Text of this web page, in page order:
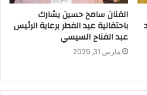
الفنان سامح حسين يشارك
باحتفالية عيد الفطر برعاية الرئيس
عبد الفتاح السيسي
مارس 31, 2025